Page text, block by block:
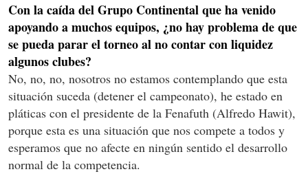
Con la caída del Grupo Continental que ha venido
apoyando a muchos equipos, ¿no hay problema de que
se pueda parar el torneo al no contar con liquidez
algunos clubes?
No, no, no, nosotros no estamos contemplando que esta
situación suceda (detener el campeonato), he estado en
pláticas con el presidente de la Fenafuth (Alfredo Hawit),
porque esta es una situación que nos compete a todos y
esperamos que no afecte en ningún sentido el desarrollo
normal de la competencia.